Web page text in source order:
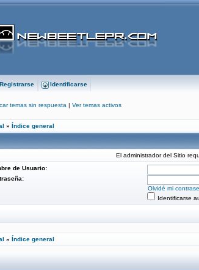
Registrarse Identificarse
temas sin respuesta | Ver temas activos
» Índice general
El administrador del Sitio
de Usuario:
Olvidé mi
Identificarse
» Índice general